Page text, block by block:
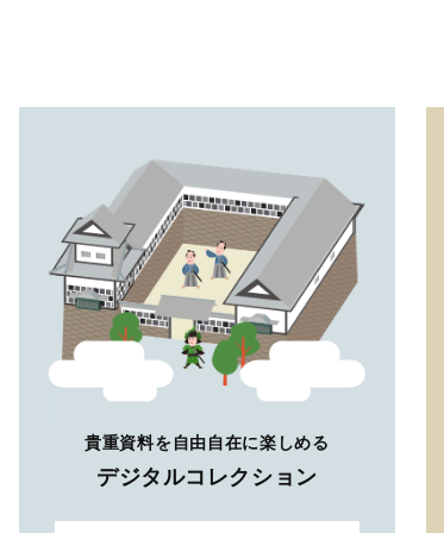
貴重資料を自由自在に楽しめる
デジタルコレクション